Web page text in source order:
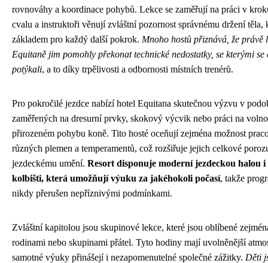
rovnováhy a koordinace pohybů. Lekce se zaměřují na práci v
cvalu a instruktoři věnují zvláštní pozornost správnému držení těla,
základem pro každý další pokrok. Mnoho hostů přiznává, že právě
Equitaně jim pomohly překonat technické nedostatky, se kterými se
potýkali, a to díky trpělivosti a odbornosti místních trenérů.
Pro pokročilé jezdce nabízí hotel Equitana skutečnou výzvu v
zaměřených na dresurní prvky, skokový výcvik nebo práci na
přirozeném pohybu koně. Tito hosté oceňují zejména možnost
různých plemen a temperamentů, což rozšiřuje jejich celkové
jezdeckému umění. Resort disponuje moderní jezdeckou halou
kolbišti, která umožňují výuku za jakéhokoli počasí, takže
nikdy přerušen nepříznivými podmínkami.
Zvláštní kapitolou jsou skupinové lekce, které jsou oblíbené
rodinami nebo skupinami přátel. Tyto hodiny mají uvolněnější
samotné výuky přinášejí i nezapomenutelné společné zážitky. Děti